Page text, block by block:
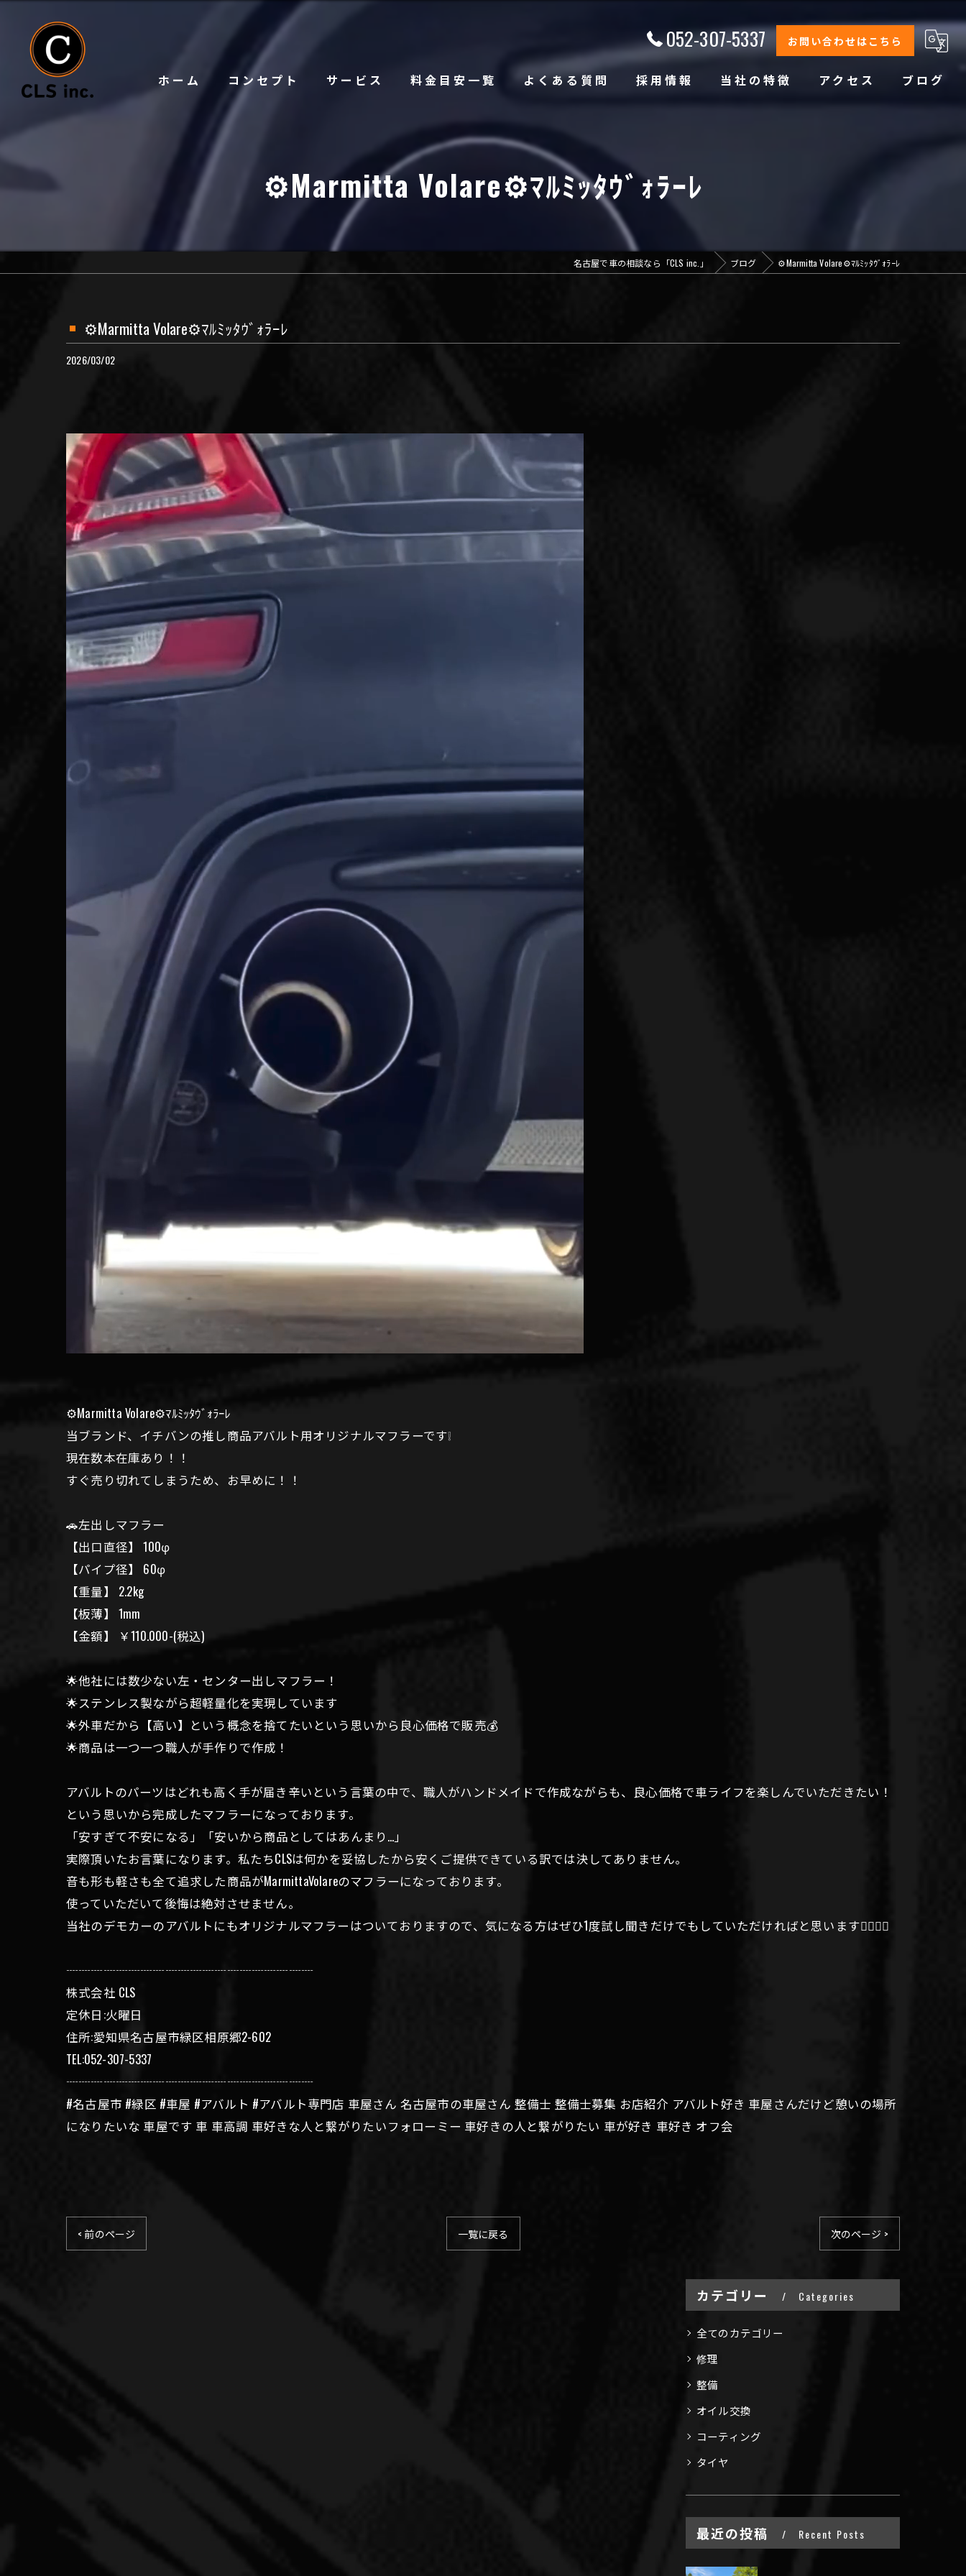
052-307-5337 お問い合わせはこちら
ホーム コンセプト サービス 料金目安一覧 よくある質問 採用情報 当社の特徴
オリジナルブランド
アクセス ブログ
⚙️Marmitta Volare⚙️ﾏﾙﾐｯﾀｳﾞｫﾗｰﾚ
名古屋で車の相談なら「CLS inc.」 ブログ ⚙️Marmitta Volare⚙️ﾏﾙﾐｯﾀｳﾞｫﾗｰﾚ
⚙️Marmitta Volare⚙️ﾏﾙﾐｯﾀｳﾞｫﾗｰﾚ
2026/03/02
⚙️Marmitta Volare⚙️ﾏﾙﾐｯﾀｳﾞｫﾗｰﾚ
当ブランド、イチバンの推し商品アバルト用オリジナルマフラーです❕
現在数本在庫あり！！
すぐ売り切れてしまうため、お早めに！！
🚗左出しマフラー
【出口直径】 100φ
【パイプ径】 60φ
【重量】 2.2kg
【板薄】 1mm
【金額】 ￥110.000-(税込)
🌟他社には数少ない左・センター出しマフラー！
🌟ステンレス製ながら超軽量化を実現しています
🌟外車だから【高い】という概念を捨てたいという思いから良心価格で販売💰
🌟商品は一つ一つ職人が手作りで作成！
アバルトのパーツはどれも高く手が届き辛いという言葉の中で、職人がハンドメイドで作成ながらも、良心価格で車ライフを楽しんでいただきたい！
という思いから完成したマフラーになっております。
「安すぎて不安になる」「安いから商品としてはあんまり…」
実際頂いたお言葉になります。私たちCLSは何かを妥協したから安くご提供できている訳では決してありません。
音も形も軽さも全て追求した商品がMarmittaVolareのマフラーになっております。
使っていただいて後悔は絶対させません。
当社のデモカーのアバルトにもオリジナルマフラーはついておりますので、気になる方はぜひ1度試し聞きだけでもしていただければと思います🙇‍♀️🙇‍♀️
┈┈┈┈┈┈┈┈┈┈┈┈┈┈┈┈┈┈┈┈
株式会社 CLS
定休日:火曜日
住所:愛知県名古屋市緑区相原郷2-602
TEL:052-307-5337
┈┈┈┈┈┈┈┈┈┈┈┈┈┈┈┈┈┈┈┈
#名古屋市 #緑区 #車屋 #アバルト #アバルト専門店 車屋さん 名古屋市の車屋さん 整備士 整備士募集 お店紹介 アバルト好き 車屋さんだけど憩いの場所
になりたいな 車屋です 車 車高調 車好きな人と繋がりたいフォローミー 車好きの人と繋がりたい 車が好き 車好き オフ会
< 前のページ 一覧に戻る 次のページ >
カテゴリー Categories
全てのカテゴリー
修理
整備
オイル交換
コーティング
タイヤ
最近の投稿 Recent Posts